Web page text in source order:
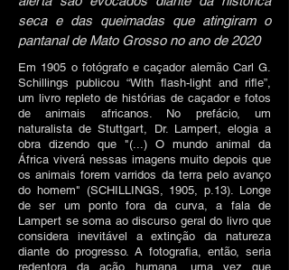
seca e das queimadas que atingiram o
pantanal de Mato Grosso no ano de 2020
Em 1905 o fotógrafo e caçador alemão Carl G.
Schillings publicou “With flash-light and rifle”,
um livro repleto de histórias de caçador e fotos
de animais africanos. No prefácio, um
naturalista de Stuttgart, Dr. Lampert, elogia a
obra dizendo que "(...) O mundo animal da
África viverá nessas imagens muito depois que
os animais forem varridos da terra pelo avanço
do homem" (SCHILLINGS, 1905, p.13). Longe
de ser um ponto fora da curva, a fala de
Lampert se soma ao discurso geral do livro que
considera inevitável a extinção da natureza
diante do progresso. A fotografia, então, seria
redentora da ação humana, uma vez que